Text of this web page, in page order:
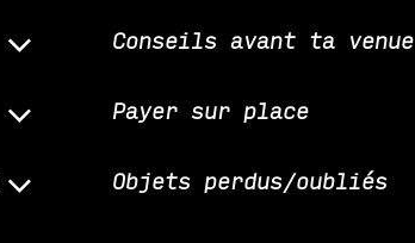
Conseils avant ta venue
Payer sur place
Objets perdus/oubliés